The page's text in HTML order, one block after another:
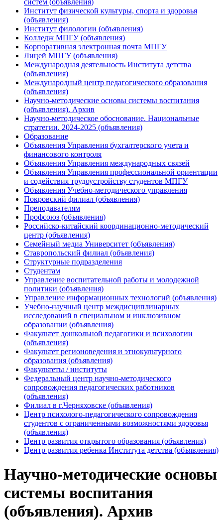
систем (объявления)
Институт физической культуры, спорта и здоровья
(объявления)
Институт филологии (объявления)
Колледж МПГУ (объявления)
Корпоративная электронная почта МПГУ
Лицей МПГУ (объявления)
Международная деятельность Института детства
(объявления)
Международный центр педагогического образования
(объявления)
Научно-методические основы системы воспитания
(объявления). Архив
Научно-методическое обоснование. Национальные
стратегии. 2024-2025 (объявления)
Образование
Объявления Управления бухгалтерского учета и
финансового контроля
Объявления Управления международных связей
Объявления Управления профессиональной ориентации
и содействия трудоустройству студентов МПГУ
Объявления Учебно-методического управления
Покровский филиал (объявления)
Преподавателям
Профсоюз (объявления)
Российско-китайский координационно-методический
центр (объявления)
Семейный медиа Университет (объявления)
Ставропольский филиал (объявления)
Структурные подразделения
Студентам
Управление воспитательной работы и молодежной
политики (объявления)
Управление информационных технологий (объявления)
Учебно-научный центр междисциплинарных
исследований в специальном и инклюзивном
образовании (объявления)
Факультет дошкольной педагогики и психологии
(объявления)
Факультет регионоведения и этнокультурного
образования (объявления)
Факультеты / институты
Федеральный центр научно-методического
сопровождения педагогических работников
(объявления)
Филиал в г.Черняховске (объявления)
Центр психолого-педагогического сопровождения
студентов с ограниченными возможностями здоровья
(объявления)
Центр развития открытого образования (объявления)
Центр развития ребенка Института детства (объявления)
Научно-методические основы
системы воспитания
(объявления). Архив